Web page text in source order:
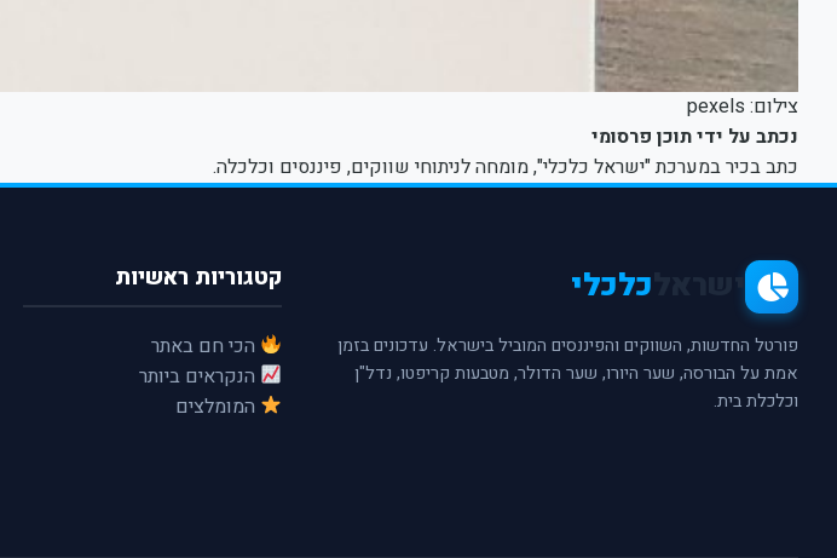
צילום: pexels
נכתב על ידי תוכן פרסומי
כתב בכיר במערכת "ישראל כלכלי", מומחה לניתוחי שווקים, פיננסים וכלכלה.
כלכלי
פורטל החדשות, השווקים והפיננסים המוביל בישראל. עדכונים בזמן
אמת על הבורסה, שער היורו, שער הדולר, מטבעות קריפטו, נדל"ן
וכלכלת בית.
קטגוריות ראשיות
הכי חם באתר
הנקראים ביותר
המומלצים